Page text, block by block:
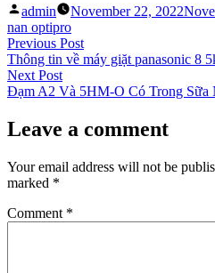
Posted
by
admin November 22, 2022
nan optipro
Post
navigation
Previous PostPrevious
post:
Thông tin về máy giặt panasonic 8
Next PostNext
post:
Đạm A2 Và 5HM-O Có Trong Sữa
Leave a comment
Your email address will not be
marked *
Comment *